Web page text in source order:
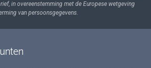
in overeenstemming met de Europese wetgeving
van persoonsgegevens.